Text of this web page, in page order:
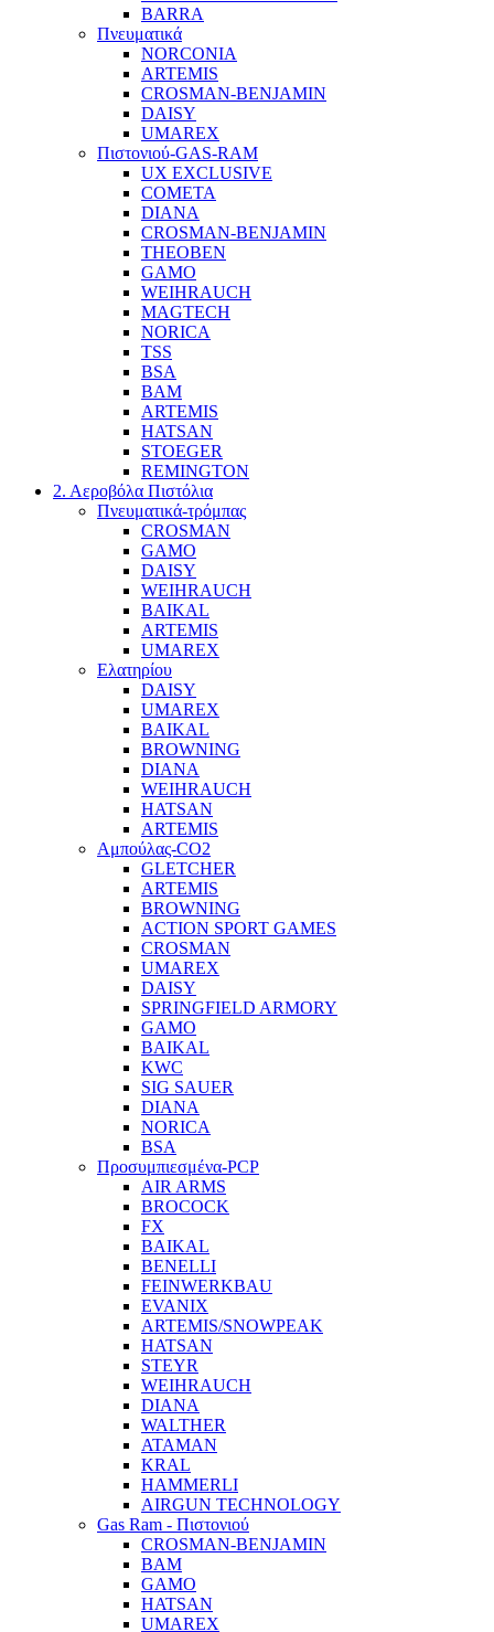
BARRA
Πνευματικά
NORCONIA
ARTEMIS
CROSMAN-BENJAMIN
DAISY
UMAREX
Πιστονιού-GAS-RAM
UX EXCLUSIVE
COMETA
DIANA
CROSMAN-BENJAMIN
THEOBEN
GAMO
WEIHRAUCH
MAGTECH
NORICA
TSS
BSA
BAM
ARTEMIS
HATSAN
STOEGER
REMINGTON
2. Αεροβόλα Πιστόλια
Πνευματικά-τρόμπας
CROSMAN
GAMO
DAISY
WEIHRAUCH
BAIKAL
ARTEMIS
UMAREX
Ελατηρίου
DAISY
UMAREX
BAIKAL
BROWNING
DIANA
WEIHRAUCH
HATSAN
ARTEMIS
Αμπούλας-CO2
GLETCHER
ARTEMIS
BROWNING
ACTION SPORT GAMES
CROSMAN
UMAREX
DAISY
SPRINGFIELD ARMORY
GAMO
BAIKAL
KWC
SIG SAUER
DIANA
NORICA
BSA
Προσυμπιεσμένα-PCP
AIR ARMS
BROCOCK
FX
BAIKAL
BENELLI
FEINWERKBAU
EVANIX
ARTEMIS/SNOWPEAK
HATSAN
STEYR
WEIHRAUCH
DIANA
WALTHER
ATAMAN
KRAL
HAMMERLI
AIRGUN TECHNOLOGY
Gas Ram - Πιστονιού
CROSMAN-BENJAMIN
BAM
GAMO
HATSAN
UMAREX